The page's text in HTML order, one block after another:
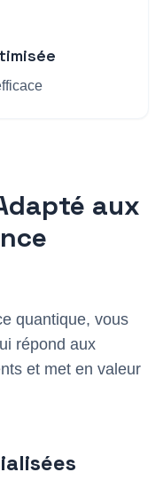
aux
quantique, vous
répond aux
et met en valeur